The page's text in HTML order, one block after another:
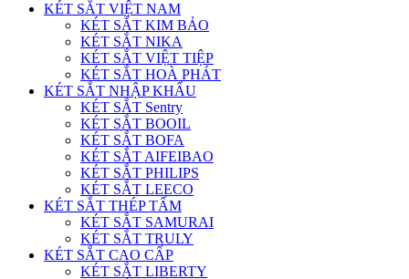
KÉT SẮT VIỆT NAM
KÉT SẮT KIM BẢO
KÉT SẮT NIKA
KÉT SẮT VIỆT TIỆP
KÉT SẮT HOÀ PHÁT
KÉT SẮT NHẬP KHẨU
KÉT SẮT Sentry
KÉT SẮT BOOIL
KÉT SẮT BOFA
KÉT SẮT AIFEIBAO
KÉT SẮT PHILIPS
KÉT SẮT LEECO
KÉT SẮT THÉP TẤM
KÉT SẮT SAMURAI
KÉT SẮT TRULY
KÉT SẮT CAO CẤP
KÉT SẮT LIBERTY